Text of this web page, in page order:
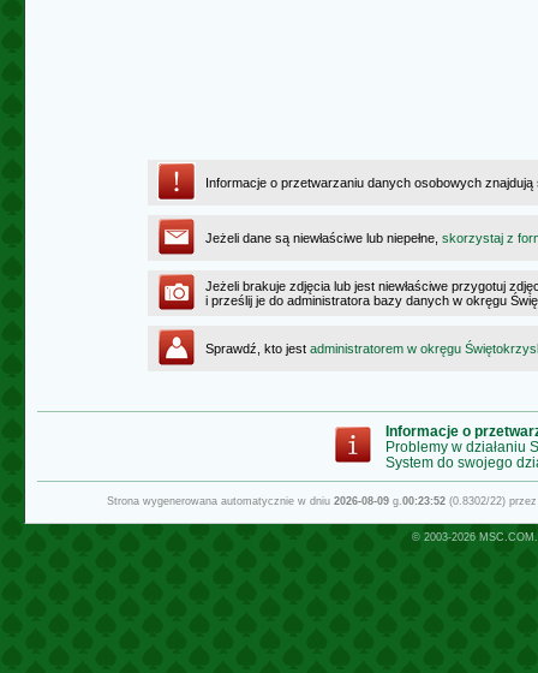
Informacje o przetwarzaniu danych osobowych
Jeżeli dane są niewłaściwe lub niepełne, skorzystaj z
Jeżeli brakuje zdjęcia lub jest niewłaściwe przygotuj
i prześlij je do administratora bazy danych w okręgu
Sprawdź, kto jest administratorem w okręgu
Informacje o
Problemy w działaniu
System do swojego
Strona wygenerowana automatycznie w dniu 2026-08-09g.00:23:52(0.8302/22)
© 2003-2026